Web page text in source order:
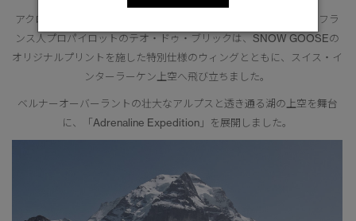
アクロバティック・パラグライディングで8度の世界王者に輝いたフラ
ンス人プロパイロットのテオ・ドゥ・ブリックは、SNOW GOOSEの
オリジナルプリントを施した特別仕様のウィングとともに、スイス・イ
ンターラーケン上空へ飛び立ちました。
ベルナーオーバーラントの壮大なアルプスと透き通る湖の上空を舞台
に、「Adrenaline Expedition」を展開しました。